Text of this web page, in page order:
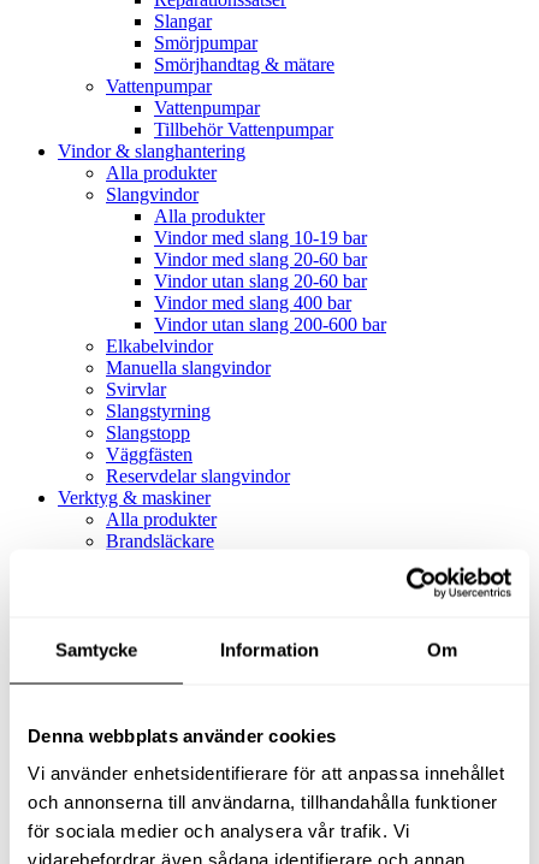
Samtycke Information Om
Denna webbplats använder cookies
Vi använder enhetsidentifierare för att anpassa innehållet
och annonserna till användarna, tillhandahålla funktioner
för sociala medier och analysera vår trafik. Vi
vidarebefordrar även sådana identifierare och annan
Slangar
Smörjpumpar
Smörjhandtag & mätare
Vattenpumpar
Vattenpumpar
Tillbehör Vattenpumpar
Vindor & slanghantering
Alla produkter
Slangvindor
Alla produkter
Vindor med slang 10-19 bar
Vindor med slang 20-60 bar
Vindor utan slang 20-60 bar
Vindor med slang 400 bar
Vindor utan slang 200-600 bar
Elkabelvindor
Manuella slangvindor
Svirvlar
Slangstyrning
Slangstopp
Väggfästen
Reservdelar slangvindor
Verktyg & maskiner
Alla produkter
Brandsläckare
Alla produkter
Slangfäste
Textil- & Våtdammsugare
Tillbehör Textil- & våtdammsugare
Adaptrar
Dammsugare